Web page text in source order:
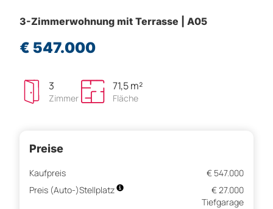
3-Zimmerwohnung mit Terrasse | A05
€ 547.000
3
Zimmer
71,5 m²
Fläche
Preise
Kaufpreis
€ 547.000
Preis (Auto-)Stellplatz
€ 27.000
Tiefgarage